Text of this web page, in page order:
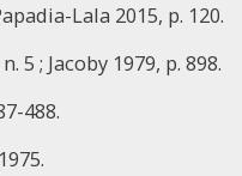
Lala 2015, p. 120.
5 ; Jacoby 1979, p. 898.
488.